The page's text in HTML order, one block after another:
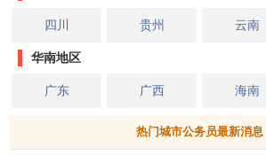
四川 贵州 云南
华南地区
广东 广西 海南
热门城市公务员最新消息